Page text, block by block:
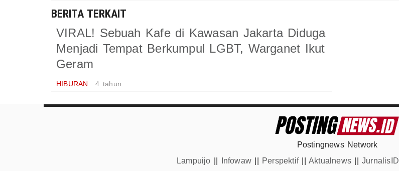
BERITA TERKAIT
VIRAL! Sebuah Kafe di Kawasan Jakarta Diduga
Menjadi Tempat Berkumpul LGBT, Warganet Ikut
Geram
HIBURAN 4 tahun
Postingnews Network
Lampuijo
Infowaw Perspektif|| Aktualnews JurnalisID